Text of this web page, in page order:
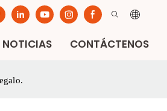
NOTICIAS CONTÁCTENOS